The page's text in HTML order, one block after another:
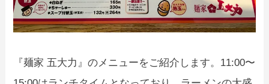
『麺家 五大力』のメニューをご紹介します。11:00〜